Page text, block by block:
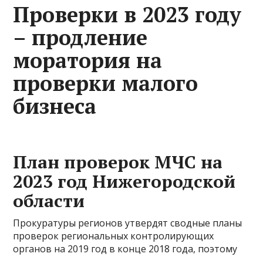
Проверки в 2023 году
– продление
моратория на
проверки малого
бизнеса
План проверок МЧС на
2023 год Нижегородской
области
Прокуратуры регионов утвердят сводные планы
проверок региональных контролирующих
органов на 2019 год в конце 2018 года, поэтому